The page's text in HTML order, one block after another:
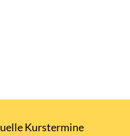
Kurstermine